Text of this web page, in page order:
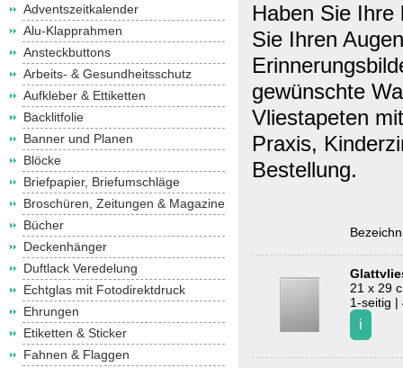
Adventszeitkalender
Alu-Klapprahmen
Ansteckbuttons
Arbeits- & Gesundheitsschutz
Aufkleber & Ettiketten
Backlitfolie
Banner und Planen
Blöcke
Briefpapier, Briefumschläge
Broschüren, Zeitungen & Magazine
Bücher
Deckenhänger
Duftlack Veredelung
Echtglas mit Fotodirektdruck
Ehrungen
Etiketten & Sticker
Fahnen & Flaggen
Haben Sie Ihre
Sie Ihren
gewünschte
Vliestapeten
Praxis,
Bestellung.
21 x 29
1-seitig |